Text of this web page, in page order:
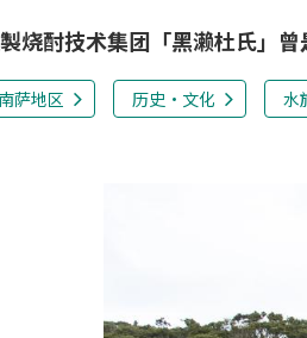
烧酎技术集团「黑濑杜氏」
南萨地区 历史・文化 水